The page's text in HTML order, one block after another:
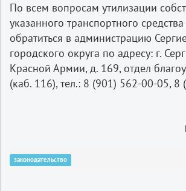
По всем вопросам утилизации
указанного транспортного
обратиться в администрацию
городского округа по адресу: г.
Красной Армии, д. 169, отдел
(каб. 116), тел.: 8 (901) 562-00-05,
законодательство